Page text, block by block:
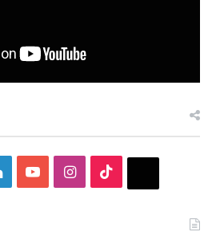
LinkedInYouTubeInstagram